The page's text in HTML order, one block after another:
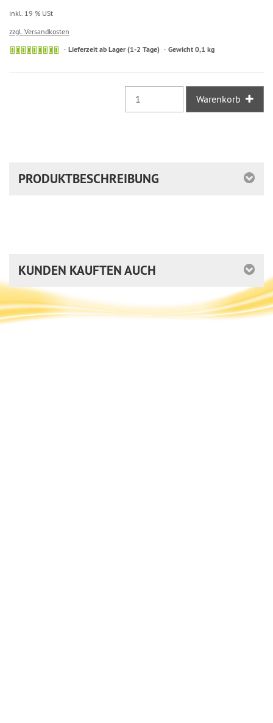
inkl. 19 % USt
zzgl. Versandkosten
Sofort
Lieferzeit ab Lager (1-2 Tage) Gewicht 0,1 kg
Warenkorb
PRODUKTBESCHREIBUNG
KUNDEN KAUFTEN AUCH